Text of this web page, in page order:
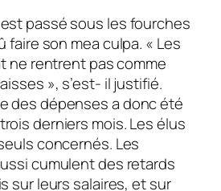
passé sous les fourches
faire son mea culpa. « Les
ne rentrent pas comme
», s’est- il justifié.
des dépenses a donc été
derniers mois. Les élus
concernés. Les
cumulent des retards
sur leurs salaires, et sur